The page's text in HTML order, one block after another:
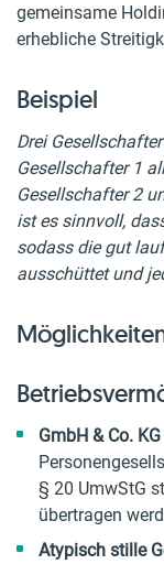
gemeinsame
erhebliche
Beispiel
Drei
Gesellschafter 1
Gesellschafter 2
ist es sinnvoll,
sodass die gut
ausschüttet und
GmbH & Co.
§ 20 UmwStG
übertragen
Atypisch stille